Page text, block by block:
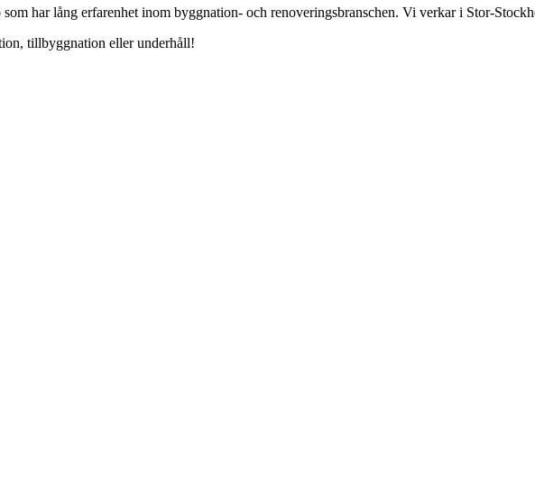
har lång erfarenhet inom byggnation- och renoveringsbranschen. Vi verkar i Stor-
tillbyggnation eller underhåll!